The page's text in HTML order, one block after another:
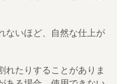
ないほど、自然な仕上が
れたりすることがありま